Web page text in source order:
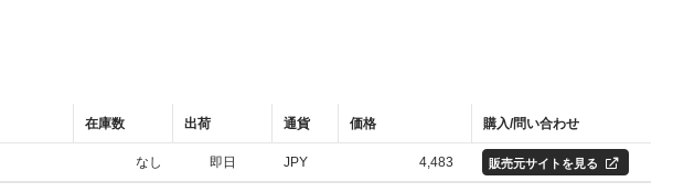
在庫数 出荷 通貨 価格
購入/問い合わせ
なし 即日 JPY 4,483 販売元サイトを見る